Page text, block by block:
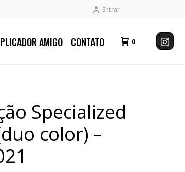
Entrar
AMIGO CONTATO 0
Specialized
color) –